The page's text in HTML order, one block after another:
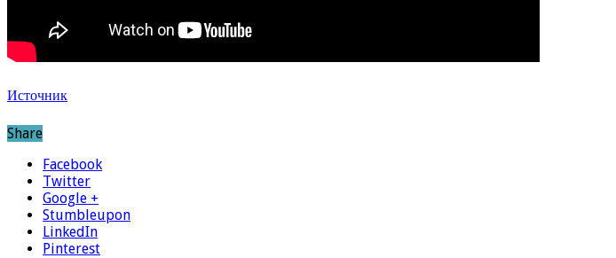
Источник
Share
Facebook
Twitter
Google +
Stumbleupon
LinkedIn
Pinterest